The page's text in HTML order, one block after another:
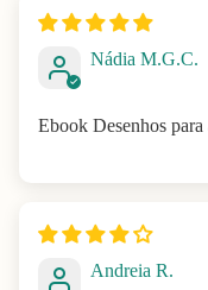
Nádia M.G.C.
Ebook Desenhos para
Andreia R.